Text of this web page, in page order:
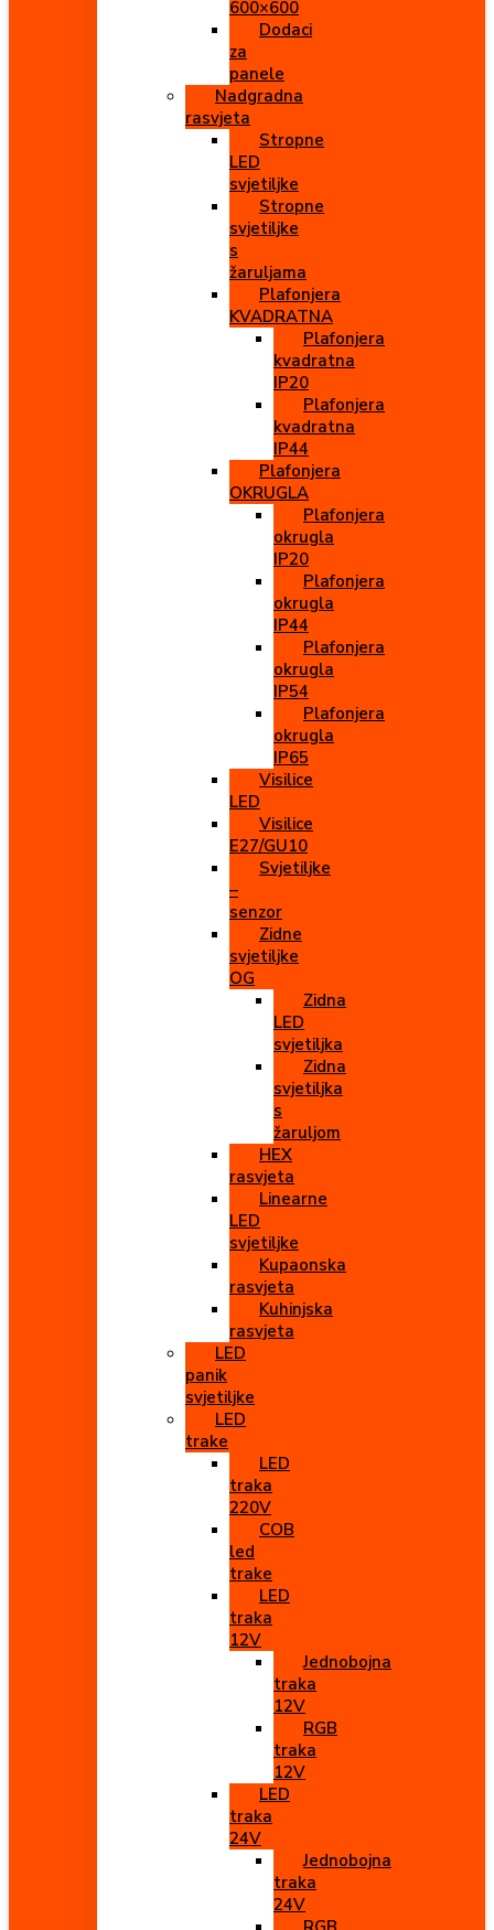
600×600
Dodaci
za
panele
Nadgradna
rasvjeta
Stropne
LED
svjetiljke
Stropne
svjetiljke
s
žaruljama
Plafonjera
KVADRATNA
Plafonjera
kvadratna
IP20
Plafonjera
kvadratna
IP44
Plafonjera
OKRUGLA
Plafonjera
okrugla
IP20
Plafonjera
okrugla
IP44
Plafonjera
okrugla
IP54
Plafonjera
okrugla
IP65
Visilice
LED
Visilice
E27/GU10
Svjetiljke
–
senzor
Zidne
svjetiljke
OG
Zidna
LED
svjetiljka
Zidna
svjetiljka
s
žaruljom
HEX
rasvjeta
Linearne
LED
svjetiljke
Kupaonska
rasvjeta
Kuhinjska
rasvjeta
LED
panik
svjetiljke
LED
trake
LED
traka
220V
COB
led
trake
LED
traka
12V
Jednobojna
traka
12V
RGB
traka
12V
LED
traka
24V
Jednobojna
traka
24V